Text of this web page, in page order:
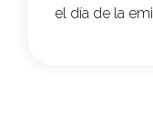
el día de la